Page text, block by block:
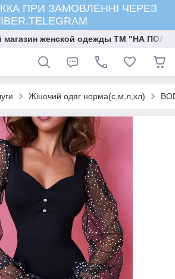
ПРИ ЗАМОВЛЕННІ ЧЕРЕЗ
магазин женской одежды ТМ "НА
Жіночий одяг норма(с,м,л,хл)